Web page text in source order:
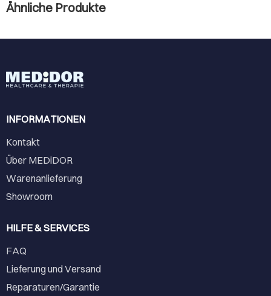
Ähnliche Produkte
INFORMATIONEN
Kontakt
Über MEDiDOR
Warenanlieferung
Showroom
HILFE & SERVICES
FAQ
Lieferung und Versand
Reparaturen/Garantie